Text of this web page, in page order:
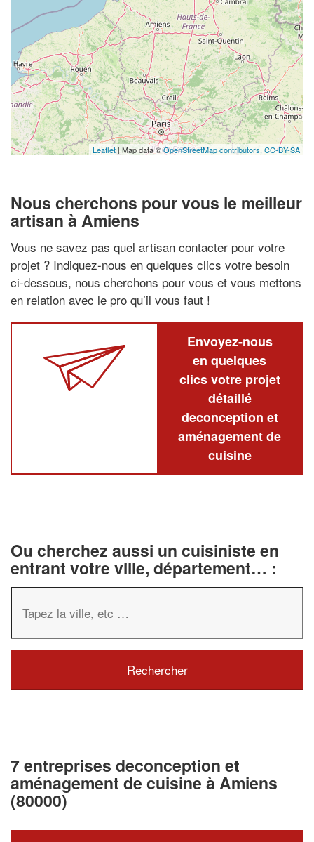
Leaflet | Map data ©OpenStreetMap contributors, CC-BY-SA
Nous cherchons pour vous le meilleur
artisan à Amiens
Vous ne savez pas quel artisan contacter pour votre
projet ? Indiquez-nous en quelques clics votre besoin
ci-dessous, nous cherchons pour vous et vous mettons
en relation avec le pro qu’il vous faut !
Envoyez-nous
en quelques
clics votre projet
détaillé
deconception et
aménagement de
cuisine
Ou cherchez aussi un cuisiniste en
entrant votre ville, département… :
7 entreprises deconception et
aménagement de cuisine à Amiens
(80000)